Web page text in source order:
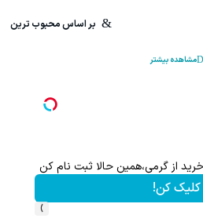
بر اساس محبوب ترین
مشاهده بیشتر
کلیک کن!
›